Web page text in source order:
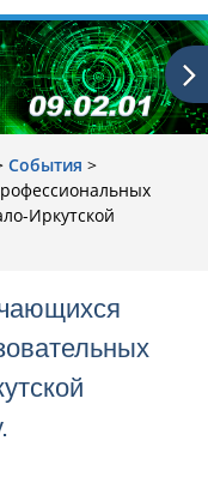
События >
Иркутской